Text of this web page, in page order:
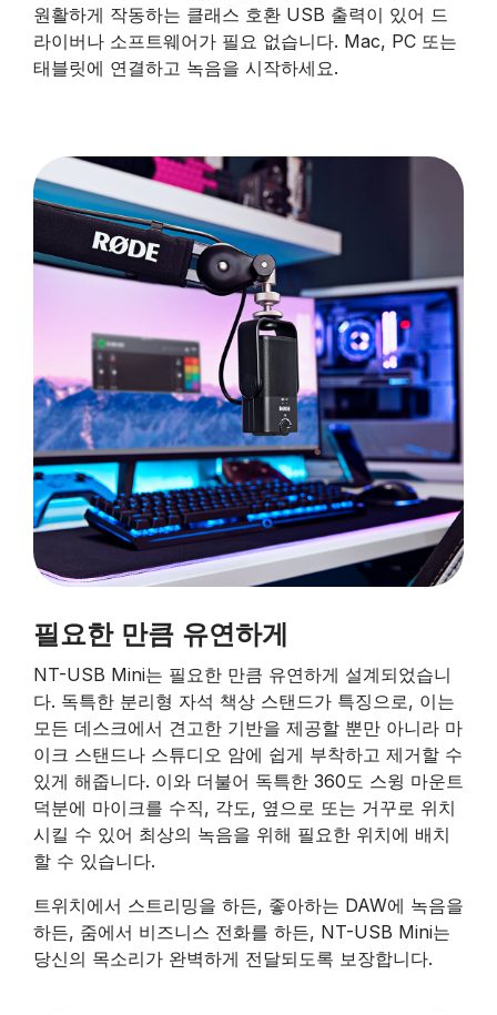
원활하게 작동하는 클래스 호환 USB 출력이 있어 드
라이버나 소프트웨어가 필요 없습니다. Mac, PC 또는
태블릿에 연결하고 녹음을 시작하세요.
필요한 만큼 유연하게
NT-USB Mini는 필요한 만큼 유연하게 설계되었습니
다. 독특한 분리형 자석 책상 스탠드가 특징으로, 이는
모든 데스크에서 견고한 기반을 제공할 뿐만 아니라 마
이크 스탠드나 스튜디오 암에 쉽게 부착하고 제거할 수
있게 해줍니다. 이와 더불어 독특한 360도 스윙 마운트
덕분에 마이크를 수직, 각도, 옆으로 또는 거꾸로 위치
시킬 수 있어 최상의 녹음을 위해 필요한 위치에 배치
할 수 있습니다.
트위치에서 스트리밍을 하든, 좋아하는 DAW에 녹음을
하든, 줌에서 비즈니스 전화를 하든, NT-USB Mini는
당신의 목소리가 완벽하게 전달되도록 보장합니다.